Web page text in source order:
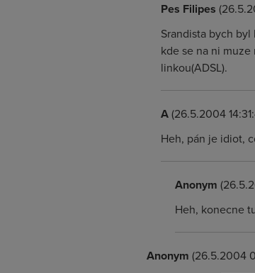
Pes Filipes
Srandista bych
kde se na ni
linkou(ADSL).
A(26.5.2004
Heh, pán je idiot,
Anonym
Heh, konecne
Anonym (26.5.2004